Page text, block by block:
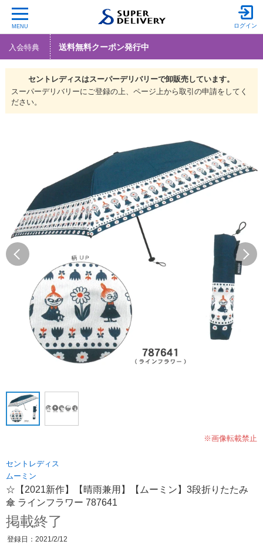
MENU ログイン
入会特典 送料無料クーポン発行中
セントレディスはスーパーデリバリーで卸販売しています。
スーパーデリバリーにご登録の上、ページ上から取引の申請をしてく
ださい。
※画像転載禁止
セントレディス
ムーミン
☆【2021新作】【晴雨兼用】【ムーミン】3段折りたたみ
傘 ラインフラワー 787641
掲載終了
登録日：2021/2/12